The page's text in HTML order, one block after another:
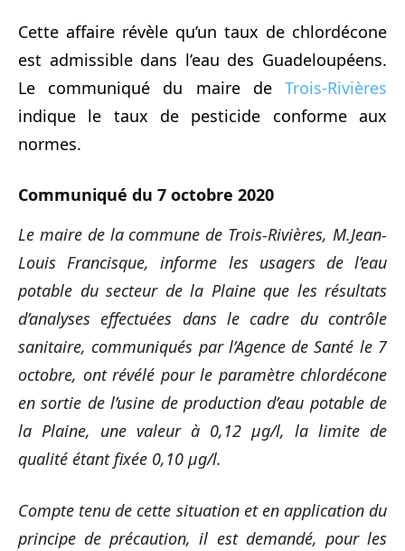
Cette affaire révèle qu’un taux de chlordécone
est admissible dans l’eau des Guadeloupéens.
Le communiqué du maire de Trois-Rivières
indique le taux de pesticide conforme aux
normes.
Communiqué du 7 octobre 2020
Le maire de la commune de Trois-Rivières, M.Jean-
Louis Francisque, informe les usagers de l’eau
potable du secteur de la Plaine que les résultats
d’analyses effectuées dans le cadre du contrôle
sanitaire, communiqués par l’Agence de Santé le 7
octobre, ont révélé pour le paramètre chlordécone
en sortie de l’usine de production d’eau potable de
la Plaine, une valeur à 0,12 µg/l, la limite de
qualité étant fixée 0,10 µg/l.
Compte tenu de cette situation et en application du
principe de précaution, il est demandé, pour les